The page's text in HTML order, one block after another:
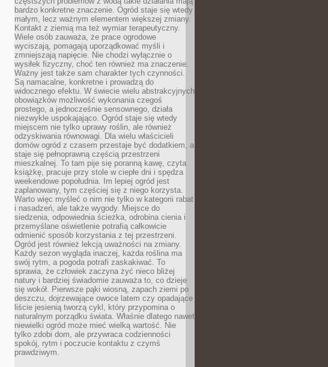
bardzo konkretne znaczenie. Ogród staje się wtedy
małym, lecz ważnym elementem większej zmiany.
Kontakt z ziemią ma też wymiar terapeutyczny.
Wiele osób zauważa, że prace ogrodowe
wyciszają, pomagają uporządkować myśli i
zmniejszają napięcie. Nie chodzi wyłącznie o
wysiłek fizyczny, choć ten również ma znaczenie.
Ważny jest także sam charakter tych czynności.
Są namacalne, konkretne i prowadzą do
widocznego efektu. W świecie wielu abstrakcyjnych
obowiązków możliwość wykonania czegoś
prostego, a jednocześnie sensownego, działa
niezwykle uspokajająco. Ogród staje się wtedy
miejscem nie tylko uprawy roślin, ale również
odzyskiwania równowagi. Dla wielu właścicieli
domów ogród z czasem przestaje być dodatkiem, a
staje się pełnoprawną częścią przestrzeni
mieszkalnej. To tam pije się poranną kawę, czyta
książkę, pracuje przy stole w ciepłe dni i spędza
weekendowe popołudnia. Im lepiej ogród jest
zaplanowany, tym częściej się z niego korzysta.
Warto więc myśleć o nim nie tylko w kategorii rabat
i nasadzeń, ale także wygody. Miejsce do
siedzenia, odpowiednia ścieżka, odrobina cienia i
przemyślane oświetlenie potrafią całkowicie
odmienić sposób korzystania z tej przestrzeni.
Ogród jest również lekcją uważności na zmiany.
Każdy sezon wygląda inaczej, każda roślina ma
swój rytm, a pogoda potrafi zaskakiwać. To
sprawia, że człowiek zaczyna żyć nieco bliżej
natury i bardziej świadomie zauważa to, co dzieje
się wokół. Pierwsze pąki wiosną, zapach ziemi po
deszczu, dojrzewające owoce latem czy opadające
liście jesienią tworzą cykl, który przypomina o
naturalnym porządku świata. Właśnie dlatego nawet
niewielki ogród może mieć wielką wartość. Nie
tylko zdobi dom, ale przywraca codzienności
spokój, rytm i poczucie kontaktu z czymś
prawdziwym.